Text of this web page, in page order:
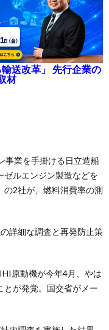
送改革」 先行企業の
材
事業を手掛ける日立造船
ゼルエンジン製造などを
の2社が、燃料消費率の測
詳細な調査と再発防止策
原動機が今年4月、やは
とが発覚。国交省がメー